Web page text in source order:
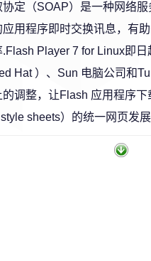
定（SOAP）是一种网络
用程序即时交换讯息，有
Player 7 for Linux即
Hat ）、Sun 电脑公司和
调整，让Flash 应用程序
sheets）的统一网页发